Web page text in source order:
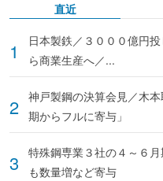
直近
日本製鉄／３０００億円
ら商業生産へ／...
神戸製鋼の決算会見／木
期からフルに寄与」
特殊鋼専業３社の４～６
も数量増など寄与